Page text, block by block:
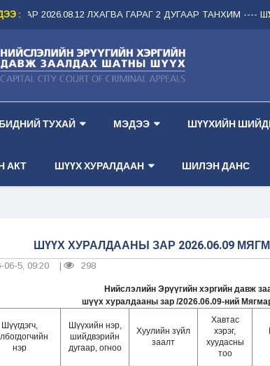
:
ЗАР 2026.08.12 ЛХАГВА ГАРАГ 2 ДУГААР ТАНХИМ ----
БИДНИЙ ТУХАЙ МЭДЭЭ ШҮҮХИЙН
АКТ ШҮҮХ ХУРАЛДААН ШИЛЭН ДАНС
ШҮҮХ ХУРАЛДААНЫ ЗАР 2026.06.09
06-5, 09:20 298
Нийслэлийн Эрүүгийн хэргийн давж
шүүх хуралдааны зар /2026.06.09-ний
Шүүгдэгч,
нэр
Шүүхийн нэр,
шийдвэрийн
дугаар, огноо
Хуулийн зүйл
заалт
Хавтас
хэрэг,
хуудасны
тоо